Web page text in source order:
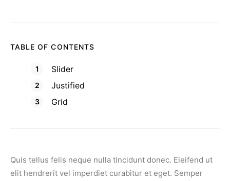
TABLE OF CONTENTS
Slider
Justified
Grid
Quis tellus felis neque nulla tincidunt donec. Eleifend ut
elit hendrerit vel imperdiet curabitur et eget. Semper